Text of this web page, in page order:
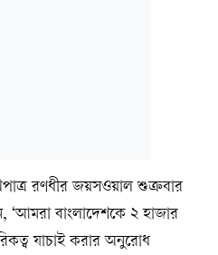
রণধীর জয়সওয়াল শুক্রবার
‘আমরা বাংলাদেশকে ২ হাজার
যাচাই করার অনুরোধ